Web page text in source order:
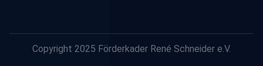
Copyright 2025 Förderkader René Schneider e.V.